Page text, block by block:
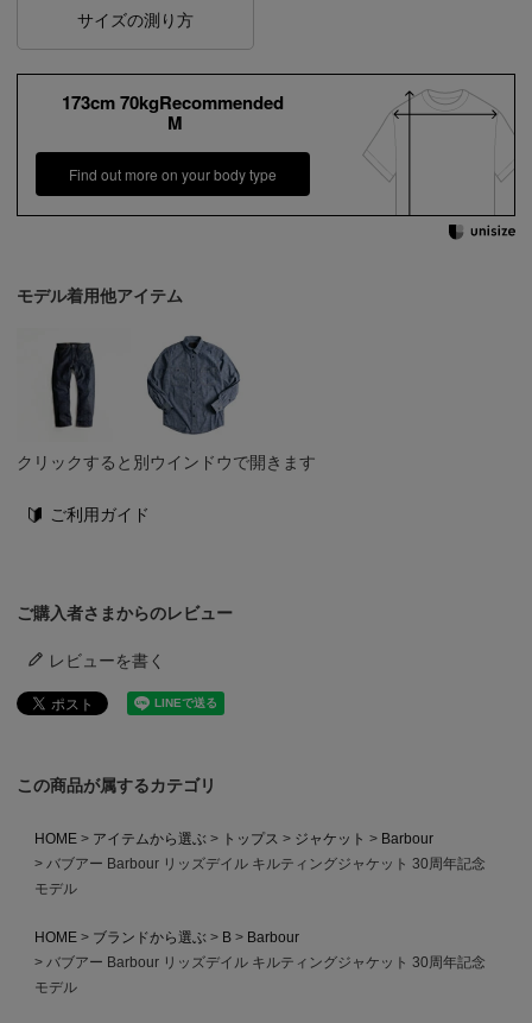
サイズの測り方
173cm 70kgRecommended
M
Find out more on your body type
モデル着用他アイテム
クリックすると別ウインドウで開きます
ご利用ガイド
ご購入者さまからのレビュー
レビューを書く
この商品が属するカテゴリ
HOME アイテムから選ぶ トップス ジャケット
Barbour
バブアー Barbour リッズデイル キルティングジャケット 30周年記念
モデル
HOME ブランドから選ぶ B
Barbour
バブアー Barbour リッズデイル キルティングジャケット 30周年記念
モデル